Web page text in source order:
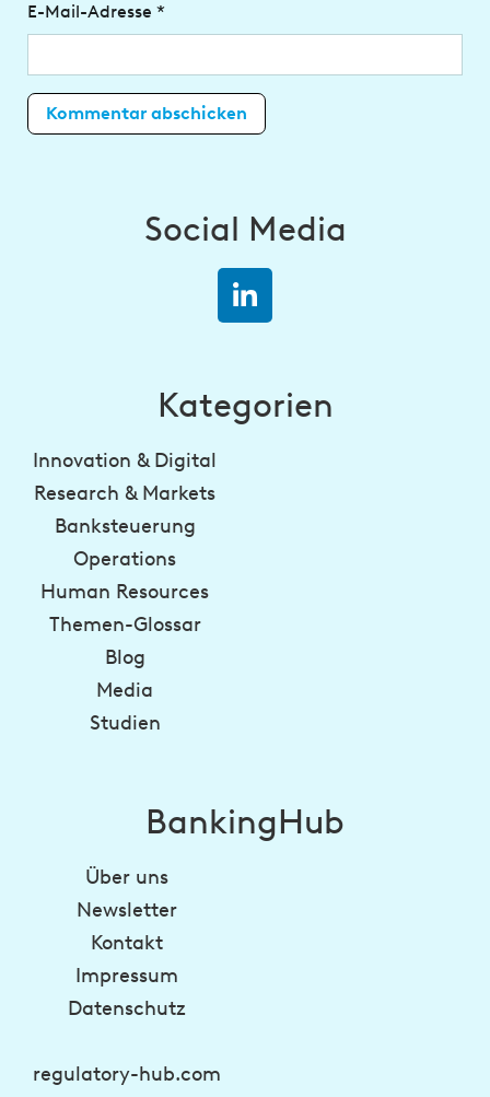
E-Mail-Adresse *
Social Media
Kategorien
Innovation & Digital
Research & Markets
Banksteuerung
Operations
Human Resources
Themen-Glossar
Blog
Media
Studien
BankingHub
Über uns
Newsletter
Kontakt
Impressum
Datenschutz
regulatory-hub.com